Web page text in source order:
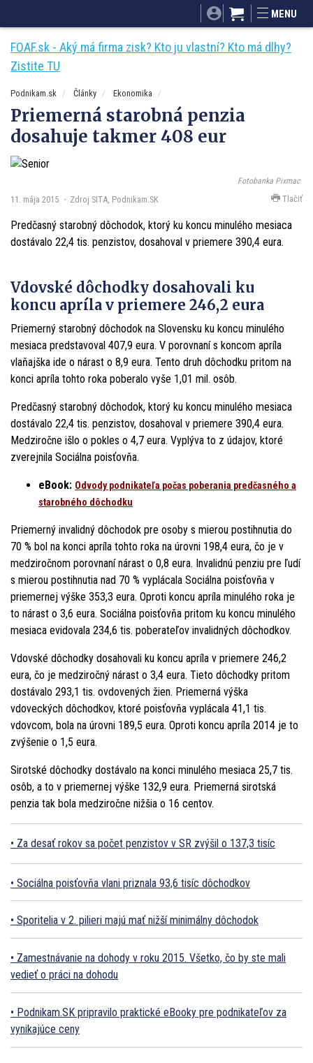
Mnamky-recepty.sk
MENU
FOAF.sk - Aký má firma zisk? Kto ju vlastní? Kto má dlhy?
Zistite TU
Podnikam.sk Články Ekonomika
Priemerná starobná penzia
dosahuje takmer 408 eur
Fotobanka Pixmac
11. mája 2015 Zdroj SITA, Podnikam.SK Tlačiť
Predčasný starobný dôchodok, ktorý ku koncu minulého mesiaca
dostávalo 22,4 tis. penzistov, dosahoval v priemere 390,4 eura.
Vdovské dôchodky dosahovali ku
koncu apríla v priemere 246,2 eura
Priemerný starobný dôchodok na Slovensku ku koncu minulého
mesiaca predstavoval 407,9 eura. V porovnaní s koncom apríla
vlaňajška ide o nárast o 8,9 eura. Tento druh dôchodku pritom na
konci apríla tohto roka poberalo vyše 1,01 mil. osôb.
Predčasný starobný dôchodok, ktorý ku koncu minulého mesiaca
dostávalo 22,4 tis. penzistov, dosahoval v priemere 390,4 eura.
Medziročne išlo o pokles o 4,7 eura. Vyplýva to z údajov, ktoré
zverejnila Sociálna poisťovňa.
eBook: Odvody podnikateľa počas poberania predčasného a
starobného dôchodku
Priemerný invalidný dôchodok pre osoby s mierou postihnutia do
70 % bol na konci apríla tohto roka na úrovni 198,4 eura, čo je v
medziročnom porovnaní nárast o 0,8 eura. Invalidnú penziu pre ľudí
s mierou postihnutia nad 70 % vyplácala Sociálna poisťovňa v
priemernej výške 353,3 eura. Oproti koncu apríla minulého roka je
to nárast o 3,6 eura. Sociálna poisťovňa pritom ku koncu minulého
mesiaca evidovala 234,6 tis. poberateľov invalidných dôchodkov.
Vdovské dôchodky dosahovali ku koncu apríla v priemere 246,2
eura, čo je medziročný nárast o 3,4 eura. Tieto dôchodky pritom
dostávalo 293,1 tis. ovdovených žien. Priemerná výška
vdoveckých dôchodkov, ktoré poisťovňa vyplácala 41,1 tis.
vdovcom, bola na úrovni 189,5 eura. Oproti koncu apríla 2014 je to
zvýšenie o 1,5 eura.
Sirotské dôchodky dostávalo na konci minulého mesiaca 25,7 tis.
osôb, a to v priemernej výške 132,9 eura. Priemerná sirotská
penzia tak bola medziročne nižšia o 16 centov.
Za desať rokov sa počet penzistov v SR zvýšil o 137,3 tisíc
Sociálna poisťovňa vlani priznala 93,6 tisíc dôchodkov
Sporitelia v 2. pilieri majú mať nižší minimálny dôchodok
Zamestnávanie na dohody v roku 2015. Všetko, čo by ste mali
vedieť o práci na dohodu
Podnikam.SK pripravilo praktické eBooky pre podnikateľov za
vynikajúce ceny